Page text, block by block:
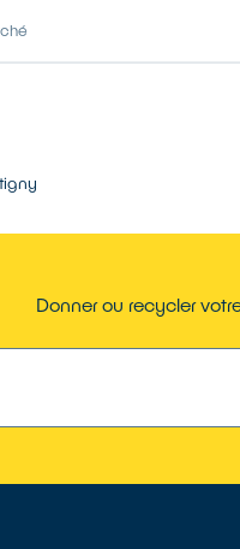
Donner ou recycler